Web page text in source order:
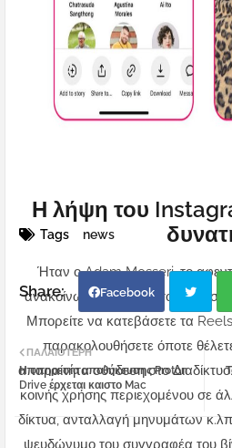
Η λήψη του
Ήταν ο Adam Mosseri, το
ανακοίνωσε τη νέα λειτουργία
Μπορείτε να κατεβάσετε τα
παρακολουθήσετε όποτε
απαραίτητα σύνδεση στο
κοινής χρήσης περιεχομένου σε
δίκτυα, ανταλλαγή μηνυμάτων
ψευδώνυμο του συγγραφέα του
Tags news
Facebook
tter
ΠΑΛΑΙΌΤΕΡΗ
Η υπηρεσία αποθήκευσης Proton
Drive έρχεται καιστο Mac